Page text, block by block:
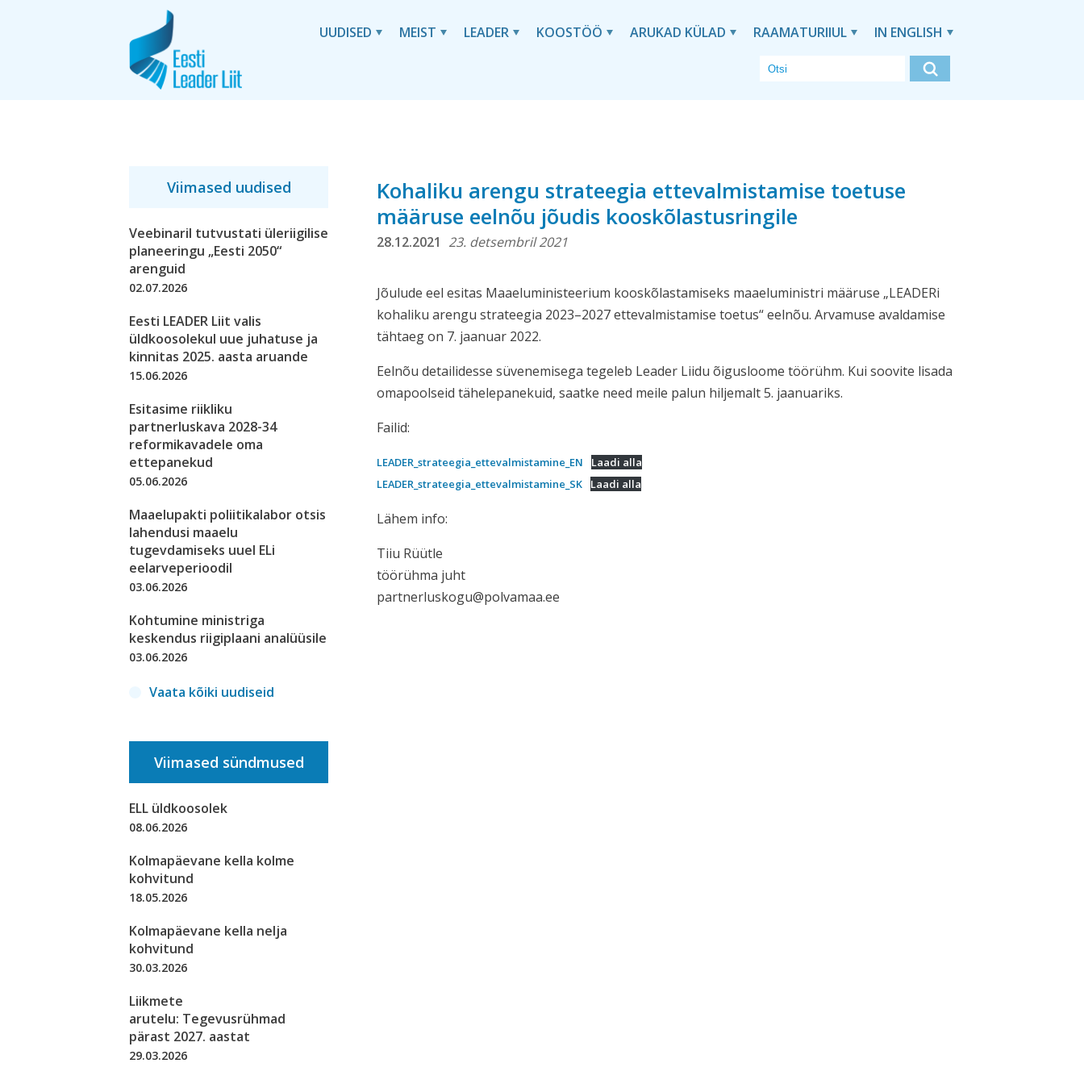
UUDISED MEIST LEADER KOOSTÖÖ ARUKAD KÜLAD RAAMATURIIUL IN ENGLISH
Viimased uudised
Veebinaril tutvustati üleriigilise
planeeringu „Eesti 2050“
arenguid
02.07.2026
Eesti LEADER Liit valis
üldkoosolekul uue juhatuse ja
kinnitas 2025. aasta aruande
15.06.2026
Esitasime riikliku
partnerluskava 2028-34
reformikavadele oma
ettepanekud
05.06.2026
Maaelupakti poliitikalabor otsis
lahendusi maaelu
tugevdamiseks uuel ELi
eelarveperioodil
03.06.2026
Kohtumine ministriga
keskendus riigiplaani analüüsile
03.06.2026
Vaata kõiki uudiseid
Viimased sündmused
ELL üldkoosolek
08.06.2026
Kolmapäevane kella kolme
kohvitund
18.05.2026
Kolmapäevane kella nelja
kohvitund
30.03.2026
Liikmete
arutelu: Tegevusrühmad
pärast 2027. aastat
29.03.2026
Kohaliku arengu strateegia ettevalmistamise toetuse
määruse eelnõu jõudis kooskõlastusringile
28.12.2021 23. detsembril 2021
Jõulude eel esitas Maaeluministeerium kooskõlastamiseks maaeluministri määruse „LEADERi
kohaliku arengu strateegia 2023–2027 ettevalmistamise toetus“ eelnõu. Arvamuse avaldamise
tähtaeg on 7. jaanuar 2022.
Eelnõu detailidesse süvenemisega tegeleb Leader Liidu õigusloome töörühm. Kui soovite lisada
omapoolseid tähelepanekuid, saatke need meile palun hiljemalt 5. jaanuariks.
Failid:
LEADER_strateegia_ettevalmistamine_EN
Laadi alla
LEADER_strateegia_ettevalmistamine_SK
Laadi alla
Lähem info:
Tiiu Rüütle
töörühma juht
partnerluskogu@polvamaa.ee